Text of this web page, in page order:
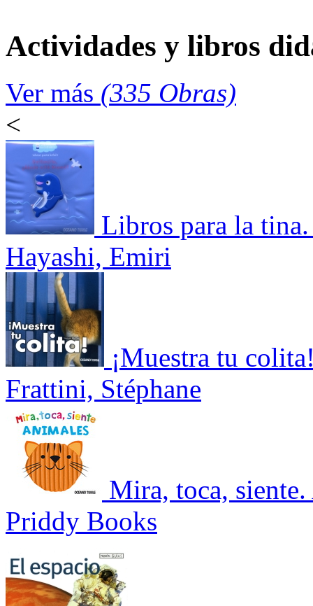
Actividades y libros
Ver más (335 Obras)
<
Libros para la
Hayashi, Emiri
¡Muestra tu
Frattini, Stéphane
Mira, toca,
Priddy Books